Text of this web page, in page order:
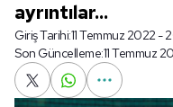
ayrıntılar...
Giriş Tarihi:11 Temmuz 2022 -
Son Güncelleme:11 Temmuz